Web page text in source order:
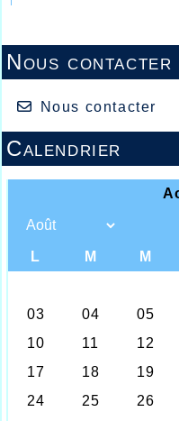
- Lyon
Nous contacter
Nous contacter
Calendrier